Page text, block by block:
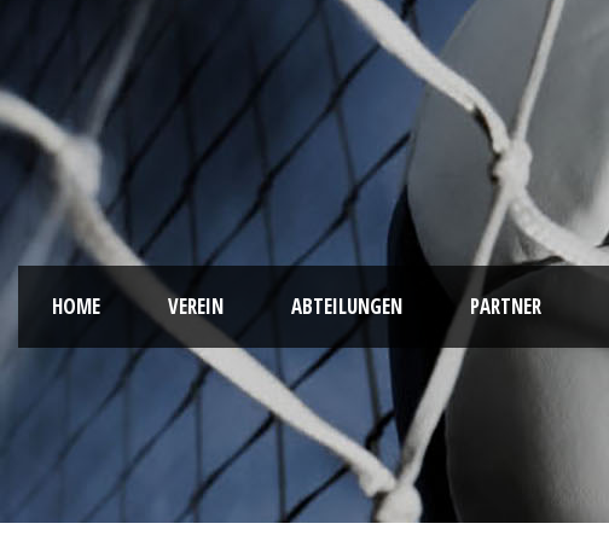
HOME VEREIN ABTEILUNGEN PARTNER